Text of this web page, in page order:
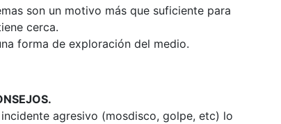
son un motivo más que suficiente para
cerca.
forma de exploración del medio.
agresivo (mosdisco, golpe, etc) lo